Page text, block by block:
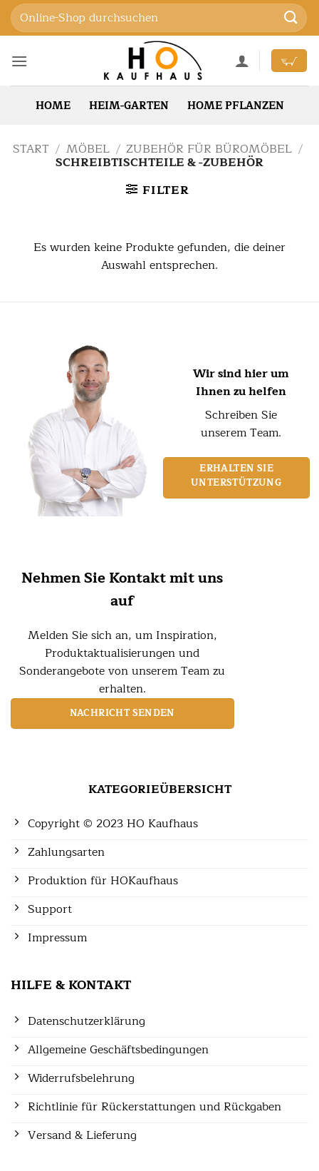
Zum
Inhalt
Suchen
nach:
HOME HEIM-GARTEN HOME PFLANZEN
START / MÖBEL / ZUBEHÖR FÜR BÜROMÖBEL /
SCHREIBTISCHTEILE & -ZUBEHÖR
FILTER
Es wurden keine Produkte gefunden, die deiner
Auswahl entsprechen.
Wir sind hier um
Ihnen zu helfen
Schreiben Sie
unserem Team.
ERHALTEN SIE
UNTERSTÜTZUNG
Nehmen Sie Kontakt mit uns
auf
Melden Sie sich an, um Inspiration,
Produktaktualisierungen und
Sonderangebote von unserem Team zu
erhalten.
NACHRICHT SENDEN
KATEGORIEÜBERSICHT
Copyright © 2023 HO Kaufhaus
Zahlungsarten
Produktion für HOKaufhaus
Support
Impressum
HILFE & KONTAKT
Datenschutzerklärung
Allgemeine Geschäftsbedingungen
Widerrufsbelehrung
Richtlinie für Rückerstattungen und Rückgaben
Versand & Lieferung